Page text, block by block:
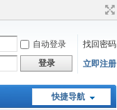
自动登录
找回密码
登录 立即注册
快捷导航